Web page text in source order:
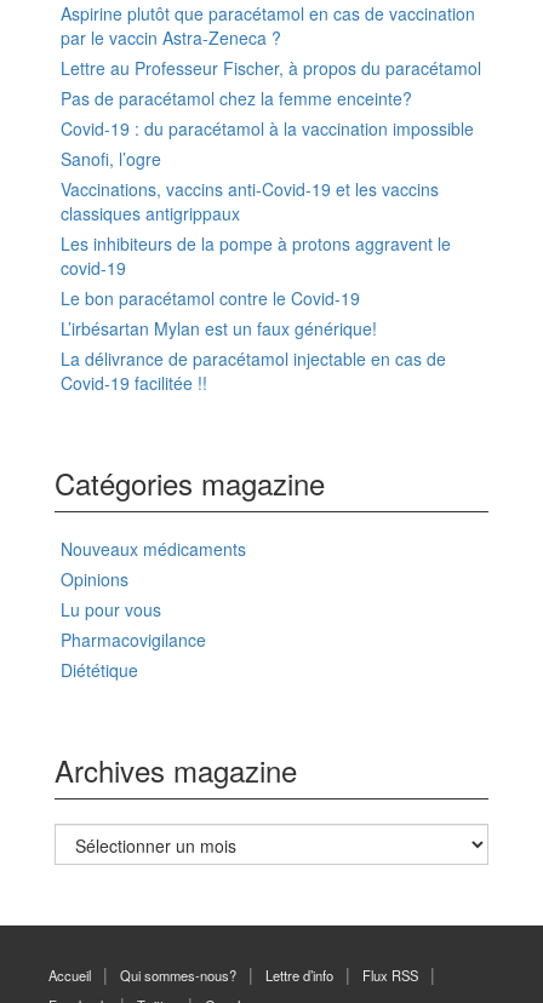
Aspirine plutôt que paracétamol en cas de vaccination
par le vaccin Astra-Zeneca ?
Lettre au Professeur Fischer, à propos du paracétamol
Pas de paracétamol chez la femme enceinte?
Covid-19 : du paracétamol à la vaccination impossible
Sanofi, l’ogre
Vaccinations, vaccins anti-Covid-19 et les vaccins
classiques antigrippaux
Les inhibiteurs de la pompe à protons aggravent le
covid-19
Le bon paracétamol contre le Covid-19
L’irbésartan Mylan est un faux générique!
La délivrance de paracétamol injectable en cas de
Covid-19 facilitée !!
Catégories magazine
Nouveaux médicaments
Opinions
Lu pour vous
Pharmacovigilance
Diététique
Archives magazine
Archives
magazine
Accueil Qui sommes-nous? Lettre d’info
Flux RSS